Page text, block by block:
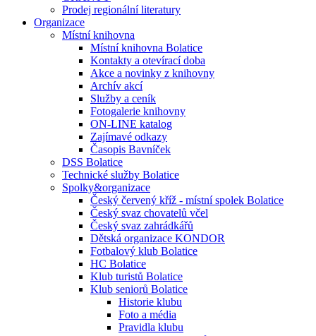
Prodej regionální literatury
Organizace
Místní knihovna
Místní knihovna Bolatice
Kontakty a otevírací doba
Akce a novinky z knihovny
Archív akcí
Služby a ceník
Fotogalerie knihovny
ON-LINE katalog
Zajímavé odkazy
Časopis Bavníček
DSS Bolatice
Technické služby Bolatice
Spolky&organizace
Český červený kříž - místní spolek Bolatice
Český svaz chovatelů včel
Český svaz zahrádkářů
Dětská organizace KONDOR
Fotbalový klub Bolatice
HC Bolatice
Klub turistů Bolatice
Klub seniorů Bolatice
Historie klubu
Foto a média
Pravidla klubu